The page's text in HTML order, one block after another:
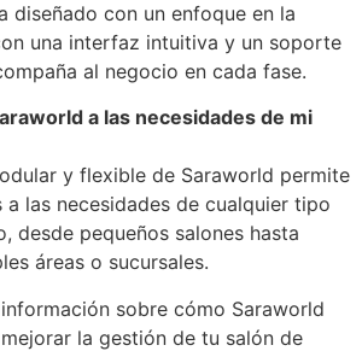
diseñado con un enfoque en la
una interfaz intuitiva y un soporte
al negocio en cada fase.
a las necesidades de mi
y flexible de Saraworld permite
las necesidades de cualquier tipo
desde pequeños salones hasta
áreas o sucursales.
sobre cómo Saraworld
la gestión de tu salón de